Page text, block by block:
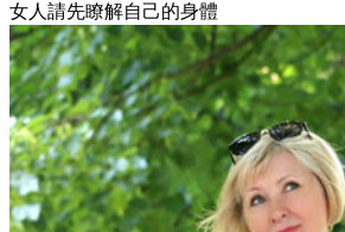
女人請先瞭解自己的身體